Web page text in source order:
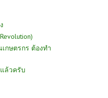
กษตรกร ต้องทำ
ล้วครับ